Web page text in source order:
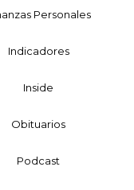
Personales
Indicadores
Inside
Obituarios
Podcast